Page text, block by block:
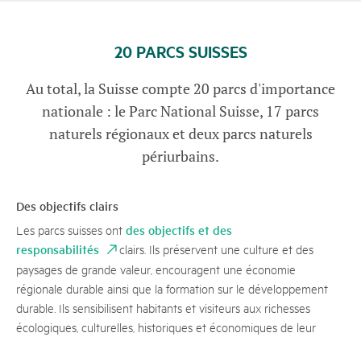
20 PARCS SUISSES
Au total, la Suisse compte 20 parcs d'importance
nationale : le Parc National Suisse, 17 parcs
naturels régionaux et deux parcs naturels
périurbains.
Des objectifs clairs
Les parcs suisses ont des objectifs et des
responsabilités
clairs. Ils préservent une culture et des
paysages de grande valeur, encouragent une économie
régionale durable ainsi que la formation sur le développement
durable. Ils sensibilisent habitants et visiteurs aux richesses
écologiques, culturelles, historiques et économiques de leur